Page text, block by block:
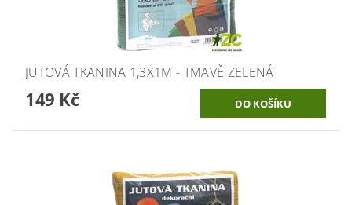
JUTOVÁ TKANINA 1,3X1M - TMAVĚ ZELENÁ
149 Kč